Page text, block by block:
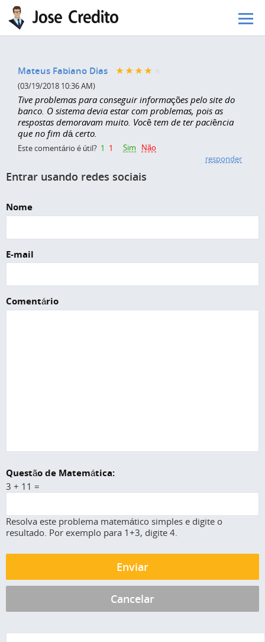
Pular para o conteúdo principal
Mateus Fabiano Dias
(03/19/2018 10:36 AM)
Tive problemas para conseguir informações pelo site do
banco. O sistema devia estar com problemas, pois as
respostas demoravam muito. Você tem de ter paciência
que no fim dá certo.
Este comentário é útil? 1 1 Sim
Não
responder
Entrar usando redes sociais
Nome
E-mail
Comentário
Questão de Matemática:
3 + 11 =
Resolva este problema matemático simples e digite o
resultado. Por exemplo para 1+3, digite 4.